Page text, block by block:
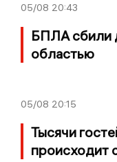
05/08 20:43
БПЛА сбили
областью
05/08 20:15
Тысячи
происходит